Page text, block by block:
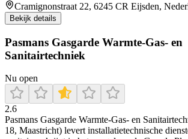
Cramignonstraat 22, 6245 CR Eijsden,
Bekijk details
Pasmans Gasgarde Warmte-Gas- en
Sanitairtechniek
Nu open
2.6
Pasmans Gasgarde Warmte-Gas- en
18, Maastricht) levert installatietechnische